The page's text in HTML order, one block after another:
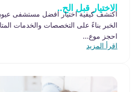
الاختيار قبل الح..
اكتشف كيفية اختيار افضل مستشفى
الخبر بناءً على التخصصات والخدمات
احجز موع...
اقرأ المزيد